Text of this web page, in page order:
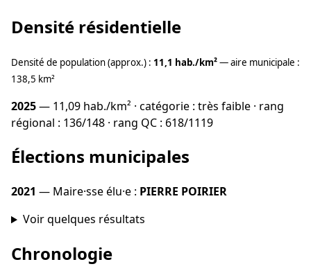
Densité résidentielle
Densité de population (approx.) : 11,1 hab./km²— aire municipale :
138,5 km²
2025— 11,09 hab./km² · catégorie : très faible · rang
régional : 136/148 · rang QC : 618/1119
Élections municipales
2021 — Maire·sse élu·e : PIERRE POIRIER
Voir quelques résultats
Chronologie